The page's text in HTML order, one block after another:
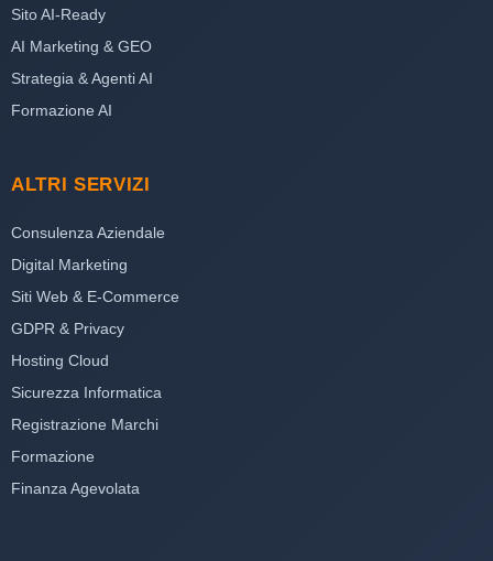
Sito AI-Ready
AI Marketing & GEO
Strategia & Agenti AI
Formazione AI
ALTRI SERVIZI
Consulenza Aziendale
Digital Marketing
Siti Web & E-Commerce
GDPR & Privacy
Hosting Cloud
Sicurezza Informatica
Registrazione Marchi
Formazione
Finanza Agevolata